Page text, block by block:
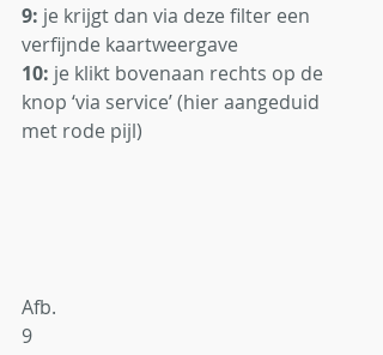
9: je krijgt dan via deze filter een
verfijnde kaartweergave
10: je klikt bovenaan rechts op de
knop ‘via service’ (hier aangeduid
met rode pijl)
Afb.
9